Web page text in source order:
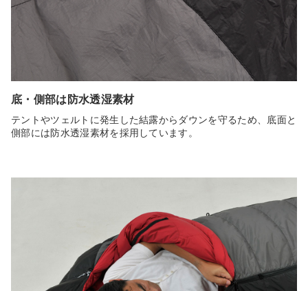
底・側部は防水透湿素材
テントやツェルトに発生した結露からダウンを守るため、底面と
側部には防水透湿素材を採用しています。